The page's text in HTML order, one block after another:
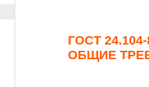
ГОСТ
ОБЩИЕ